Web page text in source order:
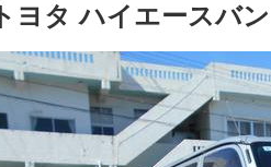
トヨタ ハイエースバン